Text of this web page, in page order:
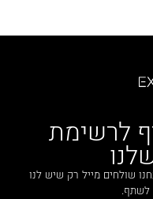
לרשימת
שולחים מייל רק שיש לנו
לשתף.